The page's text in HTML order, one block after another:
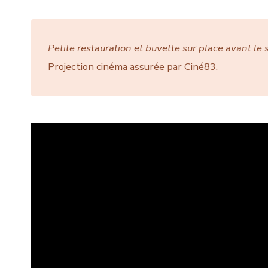
Petite restauration et buvette sur place avant le
Projection cinéma assurée par Ciné83.